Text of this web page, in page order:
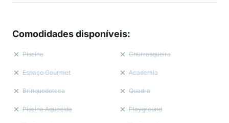
Comodidades disponíveis:
Piscina Churrasqueira
Espaço Gourmet Academia
Brinquedoteca Quadra
Piscina Aquecida Playground